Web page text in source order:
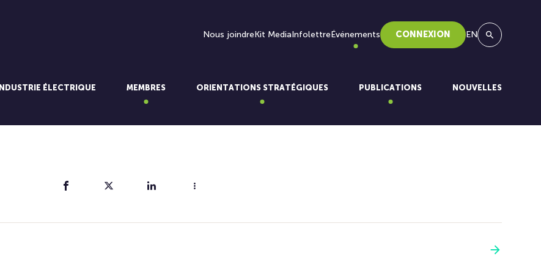
Nous joindreKit MediaInfolettreÉvénements CONNEXION EN
INDUSTRIE ÉLECTRIQUE MEMBRES ORIENTATIONS STRATÉGIQUES PUBLICATIONS NOUVELLES